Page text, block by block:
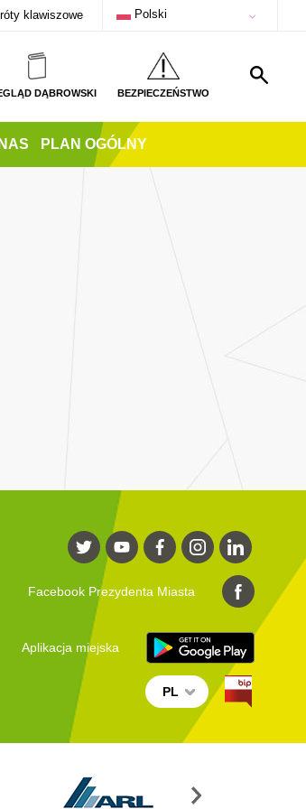
klawiszowe Polski
DĄBROWSKI BEZPIECZEŃSTWO
PLAN OGÓLNY
Facebook Prezydenta Miasta
Aplikacja miejska
PL